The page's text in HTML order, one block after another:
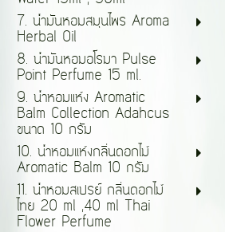
7. น้ำมันหอมสมุนไพร Aroma
Herbal Oil
8. น้ำมันหอมอโรมา Pulse
Point Perfume 15 ml.
9. น้ำหอมแห้ง Aromatic
Balm Collection Adahcus
ขนาด 10 กรัม
10. น้ำหอมแห้งกลิ่นดอกไม้
Aromatic Balm 10 กรัม
11. น้ำหอมสเปรย์ กลิ่นดอกไม้
ไทย 20 ml ,40 ml Thai
Flower Perfume